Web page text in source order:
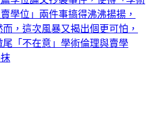
學位」兩件事搞得沸沸揚揚，
，這次風暴又揭出個更可怕，
「不在意」學術倫理與賣學